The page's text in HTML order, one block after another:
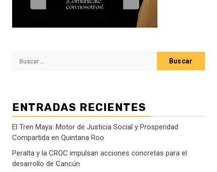
ENTRADAS RECIENTES
El Tren Maya: Motor de Justicia Social y Prosperidad
Compartida en Quintana Roo
Peralta y la CROC impulsan acciones concretas para el
desarrollo de Cancún